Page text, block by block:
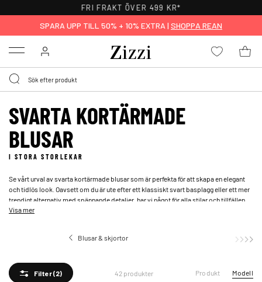
FRI FRAKT ÖVER 499 KR*
SPARA UPP TILL 50% + 10% EXTRA | SHOPPA REAN
Menu
SVARTA KORTÄRMADE
BLUSAR
I STORA STORLEKAR
Se vårt urval av svarta kortärmade blusar som är perfekta för att skapa en elegant
och tidlös look. Oavsett om du är ute efter ett klassiskt svart basplagg eller ett mer
trendigt alternativ med spännande detaljer, har vi något för alla stilar och tillfällen.
Från mjuka bomullsblusar till eleganta sidenblusar, våra svarta kortärmade blusar i
Visa mer
Blusar & skjortor Kortärmade
Filter(2) 42 produkter Produkt Modell